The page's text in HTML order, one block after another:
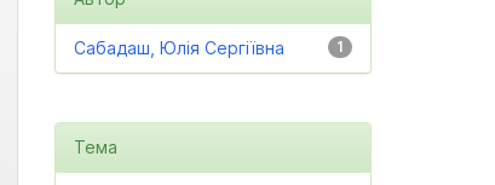
1
Сабадаш, Юлія Сергіївна
Тема